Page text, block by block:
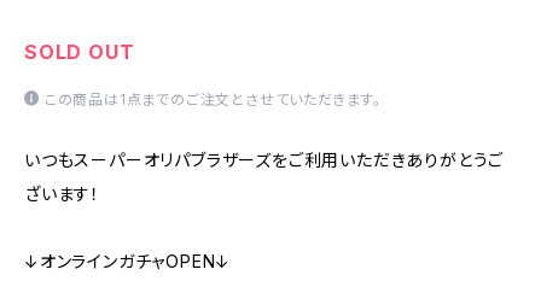
SOLD OUT
この商品は1点までのご注文とさせていただきます。
いつもスーパーオリパブラザーズをご利用いただきありがとうご
ざいます！
↓オンラインガチャOPEN↓